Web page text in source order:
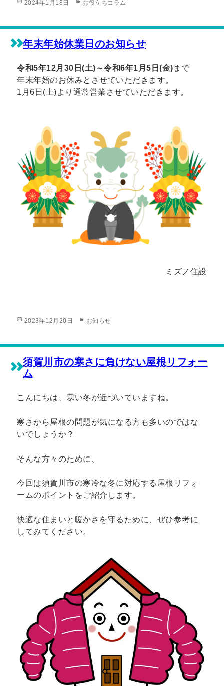
投
2024年1月18日
カ
リ
ー
お役立ちコラム
年末年始休業日のお知らせ
令和5年12月30日(土)～令和6年1月5日(金) まで
年末年始のお休みとさせていただきます。
1月6日(土)より通常営業させていただきます。
ミズノ住設
投
2023年12月20日
カ
リ
ー
お知らせ
須賀川市の寒さに負けない屋根リフォー
ム
こんにちは、寒い冬が近づいていますね。
寒さから屋根の問題が気になる方も多いのではな
いでしょうか？
そんな方々のために、
今回は須賀川市の寒冷な冬に対応する屋根リフォ
ームのポイントをご紹介します。
快適な住まいと暖かさを守るために、ぜひ参考に
してみてください。